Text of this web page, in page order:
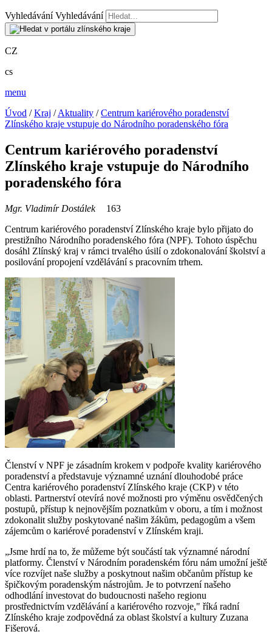
Vyhledávání Vyhledávání
CZ
cs
menu
Úvod /Kraj /Aktuality /Centrum kariérového poradenství
Zlínského kraje vstupuje do Národního poradenského fóra
Centrum kariérového poradenství
Zlínského kraje vstupuje do Národního
poradenského fóra
Mgr. Vladimír Dostálek
163
Centrum kariérového poradenství Zlínského kraje bylo přijato do
prestižního Národního poradenského fóra (NPF). Tohoto úspěchu
dosáhl Zlínský kraj v rámci trvalého úsilí o zdokonalování školství a
posilování propojení vzdělávání s pracovním trhem.
Členství v NPF je zásadním krokem v podpoře kvality kariérového
poradenství a představuje významné uznání dlouhodobé práce
Centra kariérového poradenství Zlínského kraje (CKP) v této
oblasti. Partnerství otevírá nové možnosti pro výměnu osvědčených
postupů, přístup k nejnovějším poznatkům v oboru, a tím i možnost
zdokonalit služby poskytované našim žákům, pedagogům a všem
zájemcům o kariérové poradenství v Zlínském kraji.
„Jsme hrdí na to, že můžeme být součástí tak významné národní
platformy. Členství v Národním poradenském fóru nám umožní ještě
více rozvíjet naše služby a poskytnout našim občanům přístup ke
špičkovým poradenským nástrojům. Je to potvrzení našeho
odhodlání investovat do budoucnosti našeho regionu
prostřednictvím vzdělávání a kariérového rozvoje," říká radní
Zlínského kraje zodpovědná za oblast školství a kultury Zuzana
Fišerová.